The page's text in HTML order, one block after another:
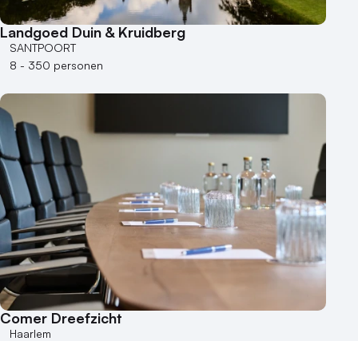
Bijzondere locaties
Buitenlocatie
Duurzame locatie
Groene locatie
Hotel
Hybride events
Industriële locatie
Kasteel en landgoed
Kleine / intieme locatie
Locaties aan zee
Museum
Theater
Varende locatie
Landgoed Duin & Kruidberg
SANTPOORT
8 - 350 personen
Comer Dreefzicht
Haarlem